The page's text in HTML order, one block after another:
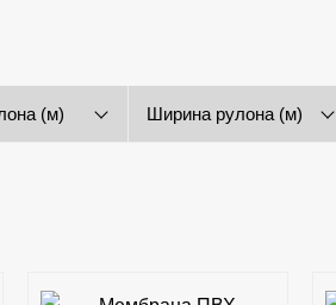
(м) Ширина рулона (м)